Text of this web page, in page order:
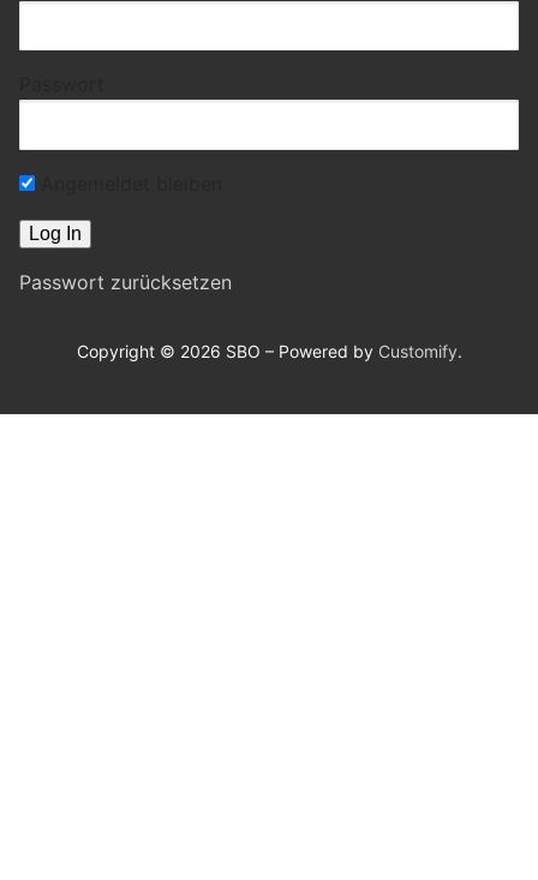
Passwort zurücksetzen
Copyright © 2026 SBO – Powered by Customify.